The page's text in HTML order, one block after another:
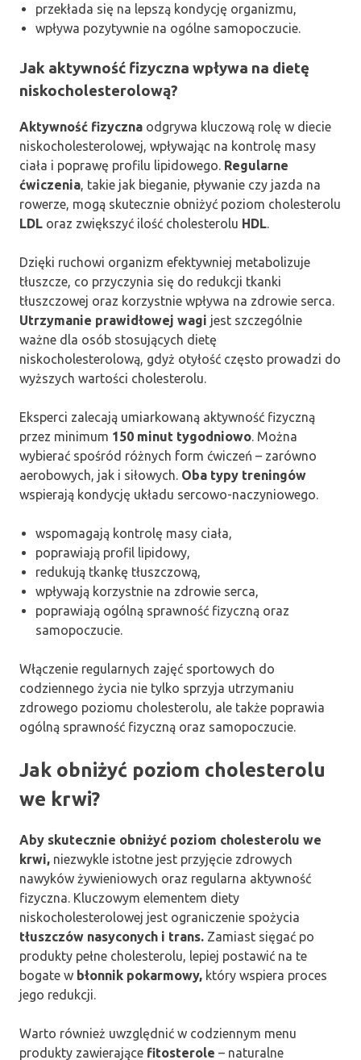
przekłada się na lepszą kondycję organizmu,
wpływa pozytywnie na ogólne samopoczucie.
Jak aktywność fizyczna wpływa na dietę
niskocholesterolową?
Aktywność fizyczna odgrywa kluczową rolę w diecie
niskocholesterolowej, wpływając na kontrolę masy
ciała i poprawę profilu lipidowego. Regularne
ćwiczenia, takie jak bieganie, pływanie czy jazda na
rowerze, mogą skutecznie obniżyć poziom cholesterolu
LDL oraz zwiększyć ilość cholesterolu HDL.
Dzięki ruchowi organizm efektywniej metabolizuje
tłuszcze, co przyczynia się do redukcji tkanki
tłuszczowej oraz korzystnie wpływa na zdrowie serca.
Utrzymanie prawidłowej wagi jest szczególnie
ważne dla osób stosujących dietę
niskocholesterolową, gdyż otyłość często prowadzi do
wyższych wartości cholesterolu.
Eksperci zalecają umiarkowaną aktywność fizyczną
przez minimum 150 minut tygodniowo. Można
wybierać spośród różnych form ćwiczeń – zarówno
aerobowych, jak i siłowych. Oba typy treningów
wspierają kondycję układu sercowo-naczyniowego.
wspomagają kontrolę masy ciała,
poprawiają profil lipidowy,
redukują tkankę tłuszczową,
wpływają korzystnie na zdrowie serca,
poprawiają ogólną sprawność fizyczną oraz
samopoczucie.
Włączenie regularnych zajęć sportowych do
codziennego życia nie tylko sprzyja utrzymaniu
zdrowego poziomu cholesterolu, ale także poprawia
ogólną sprawność fizyczną oraz samopoczucie.
Jak obniżyć poziom cholesterolu
we krwi?
Aby skutecznie obniżyć poziom cholesterolu we
krwi, niezwykle istotne jest przyjęcie zdrowych
nawyków żywieniowych oraz regularna aktywność
fizyczna. Kluczowym elementem diety
niskocholesterolowej jest ograniczenie spożycia
tłuszczów nasyconych i trans. Zamiast sięgać po
produkty pełne cholesterolu, lepiej postawić na te
bogate w błonnik pokarmowy, który wspiera proces
jego redukcji.
Warto również uwzględnić w codziennym menu
produkty zawierające fitosterole – naturalne